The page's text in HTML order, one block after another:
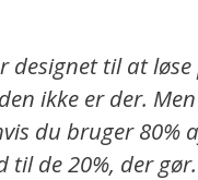
designet til at
ikke er der.
du bruger
til de 20%, der gør.